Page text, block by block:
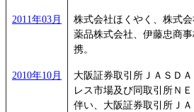
2011年03月
株式会社ほくやく、株式
薬品株式会社、伊藤忠商
携。
2010年10月
大阪証券取引所ＪＡＳＤ
レス市場及び同取引所Ｎ
伴い、大阪証券取引所Ｊ